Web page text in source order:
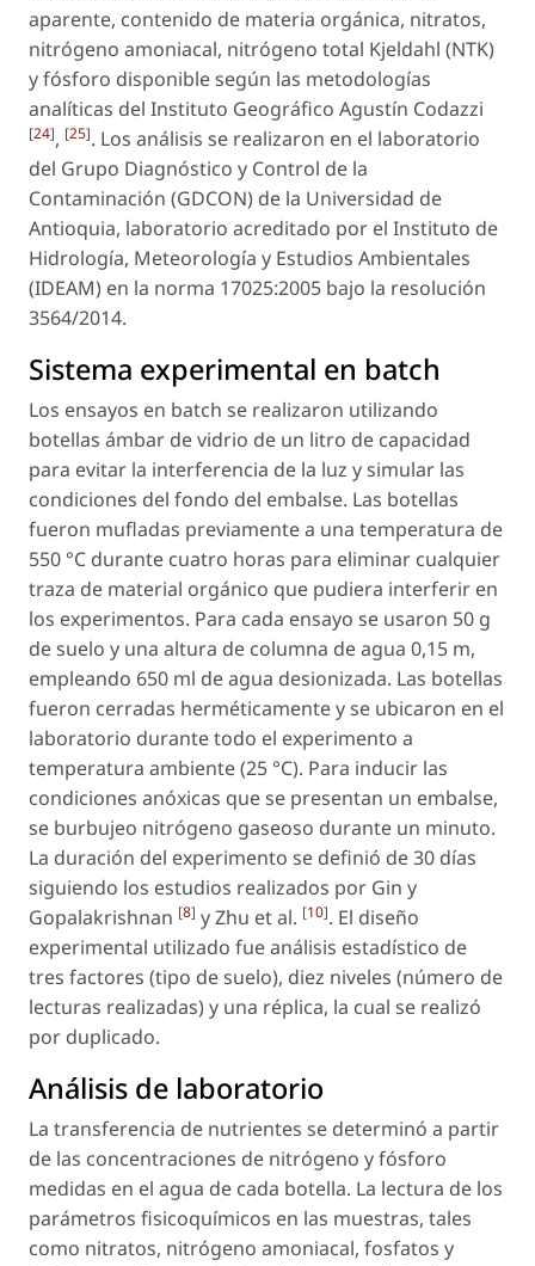
aparente, contenido de materia orgánica, nitratos,
nitrógeno amoniacal, nitrógeno total Kjeldahl (NTK)
y fósforo disponible según las metodologías
analíticas del Instituto Geográfico Agustín Codazzi
[24], [25]. Los análisis se realizaron en el laboratorio
del Grupo Diagnóstico y Control de la
Contaminación (GDCON) de la Universidad de
Antioquia, laboratorio acreditado por el Instituto de
Hidrología, Meteorología y Estudios Ambientales
(IDEAM) en la norma 17025:2005 bajo la resolución
3564/2014.
Sistema experimental en batch
Los ensayos en batch se realizaron utilizando
botellas ámbar de vidrio de un litro de capacidad
para evitar la interferencia de la luz y simular las
condiciones del fondo del embalse. Las botellas
fueron mufladas previamente a una temperatura de
550 °C durante cuatro horas para eliminar cualquier
traza de material orgánico que pudiera interferir en
los experimentos. Para cada ensayo se usaron 50 g
de suelo y una altura de columna de agua 0,15 m,
empleando 650 ml de agua desionizada. Las botellas
fueron cerradas herméticamente y se ubicaron en el
laboratorio durante todo el experimento a
temperatura ambiente (25 °C). Para inducir las
condiciones anóxicas que se presentan un embalse,
se burbujeo nitrógeno gaseoso durante un minuto.
La duración del experimento se definió de 30 días
siguiendo los estudios realizados por Gin y
Gopalakrishnan [8] y Zhu et al. [10]. El diseño
experimental utilizado fue análisis estadístico de
tres factores (tipo de suelo), diez niveles (número de
lecturas realizadas) y una réplica, la cual se realizó
por duplicado.
Análisis de laboratorio
La transferencia de nutrientes se determinó a partir
de las concentraciones de nitrógeno y fósforo
medidas en el agua de cada botella. La lectura de los
parámetros fisicoquímicos en las muestras, tales
como nitratos, nitrógeno amoniacal, fosfatos y